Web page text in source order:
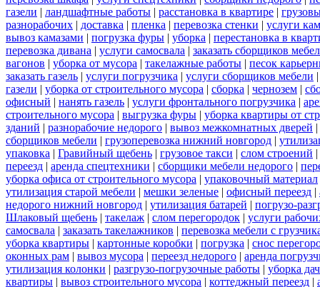
газели | ландшафтные работы | расстановка в квартире |
разнорабочих | доставка | пленка | перевозка стенки | услуги
вывоз камазами | погрузка фуры | уборка | перестановка в
перевозка дивана | услуги самосвала | заказать сборщиков
вагонов | уборка от мусора | такелажные работы | песок
заказать газель | услуги погрузчика | услуги сборщиков мебели
газели | уборка от строительного мусора | сборка | чернозем |
офисный | нанять газель | услуги фронтального погрузчика |
строительного мусора | выгрузка фуры | уборка квартиры от
зданий | разнорабочие недорого | вывоз межкомнатных дверей |
сборщиков мебели | грузоперевозка нижний новгород |
упаковка | Гравийный щебень | грузовое такси | слом строений |
переезд | аренда спецтехники | сборщики мебели недорого |
уборка офиса от строительного мусора | упаковочный материал
утилизация старой мебели | мешки зеленые | офисный переезд |
недорого нижний новгород | утилизация батарей | погрузо-
Шлаковый щебень | такелаж | слом перегородок | услуги
самосвала | заказать такелажников | перевозка мебели с
уборка квартиры | картонные коробки | погрузка | снос
оконных рам | вывоз мусора | переезд недорого | аренда
утилизация колонки | разгрузо-погрузочные работы | уборка
квартиры | вывоз строительного мусора | коттеджный переезд |